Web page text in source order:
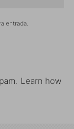
entrada.
Learn how